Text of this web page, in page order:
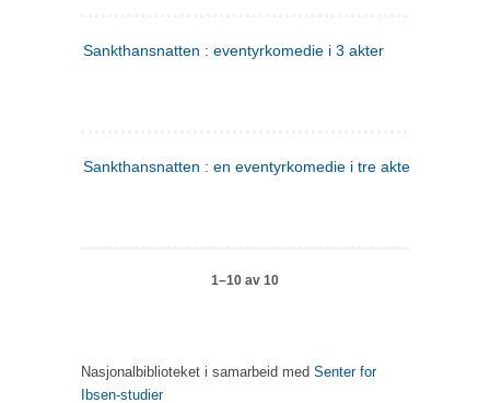
Sankthansnatten : eventyrkomedie i 3 akter
Sankthansnatten : en eventyrkomedie i tre akter
1–10 av 10
Nasjonalbiblioteket i samarbeid med Senter for
Ibsen-studier